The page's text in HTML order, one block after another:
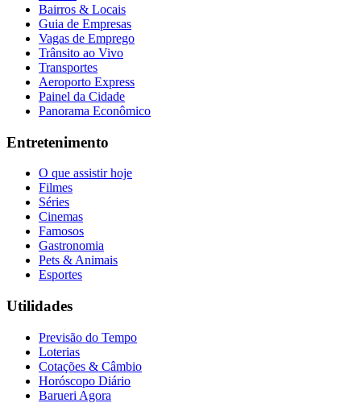
Fluminense
Bairros & Locais
Guia de Empresas
Vagas de Emprego
Trânsito ao Vivo
Transportes
Aeroporto Express
Painel da Cidade
Panorama Econômico
Entretenimento
O que assistir hoje
Filmes
Séries
Cinemas
Famosos
Gastronomia
Pets & Animais
Esportes
Utilidades
Previsão do Tempo
Loterias
Cotações & Câmbio
Horóscopo Diário
Barueri Agora